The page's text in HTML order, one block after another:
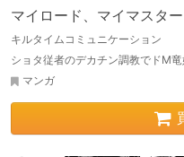
マイロード、マイマスター
キルタイムコミュニケーション
ショタ従者のデカチン調教でドМ
マンガ